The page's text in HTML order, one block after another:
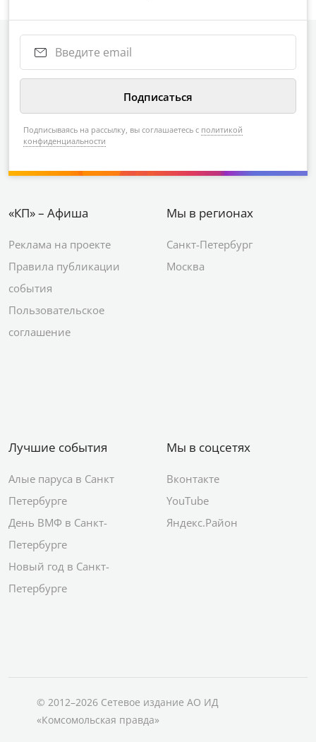
Подписываясь на рассылку, вы соглашаетесь с политикой
конфиденциальности
«КП» – Афиша
Реклама на проекте
Правила публикации
события
Пользовательское
соглашение
Мы в регионах
Санкт-Петербург
Москва
Лучшие события
Алые паруса в Санкт
Петербурге
День ВМФ в Санкт-
Петербурге
Новый год в Санкт-
Петербурге
Мы в соцсетях
Вконтакте
YouTube
Яндекс.Район
© 2012–2026 Сетевое издание АО ИД
«Комсомольская правда»